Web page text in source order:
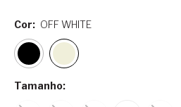
Tamanho:
Cor: OFF WHITE